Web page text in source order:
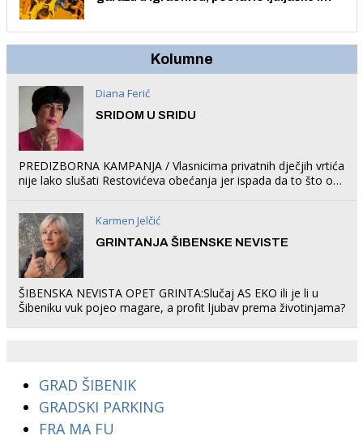
Kolumne
Diana Ferić
SRIDOM U SRIDU
PREDIZBORNA KAMPANJA / Vlasnicima privatnih dječjih vrtića
nije lako slušati Restovićeva obećanja jer ispada da to što oni
Karmen Jelčić
GRINTANJA ŠIBENSKE NEVISTE
ŠIBENSKA NEVISTA OPET GRINTA:Slučaj AS EKO ili je li u
Šibeniku vuk pojeo magare, a profit ljubav prema životinjama?
GRAD ŠIBENIK
GRADSKI PARKING
FRA MA FU